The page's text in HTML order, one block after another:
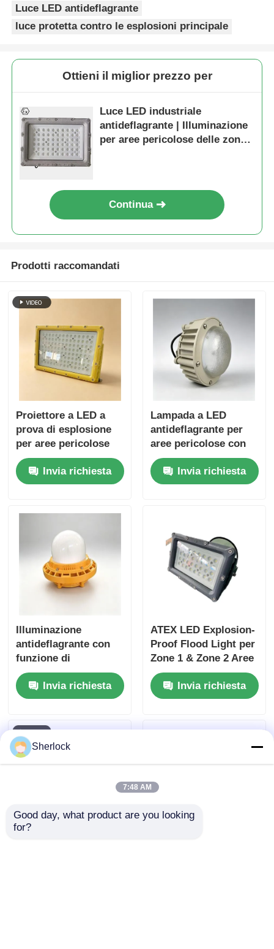
Luce LED antideflagrante
luce protetta contro le esplosioni principale
Ottieni il miglior prezzo per
Luce LED industriale
antideflagrante | Illuminazione
per aree pericolose delle zone
Continua
Prodotti raccomandati
Proiettore a LED a
prova di esplosione
per aree pericolose
con costruzione
durevoleInvia richiesta
Lampada a LED
antideflagrante per
aree pericolose con
protezione IP66 e
ingresso di tensione
ampia 100-277VAC
Invia richiesta
Illuminazione
antideflagrante con
funzione di
protezione IP66 per
aree pericolose
Invia richiesta
ATEX LED Explosion-
Proof Flood Light per
Zone 1 & Zone 2 Aree
Pericolose
Invia richiesta
Sherlock
7:48 AM
Good day, what product are you looking
for?